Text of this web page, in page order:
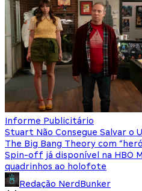
Informe Publicitário
Stuart Não Consegue Salvar o
The Big Bang Theory com
Spin-off já disponível na HBO
quadrinhos ao holofote
Redação NerdBunker